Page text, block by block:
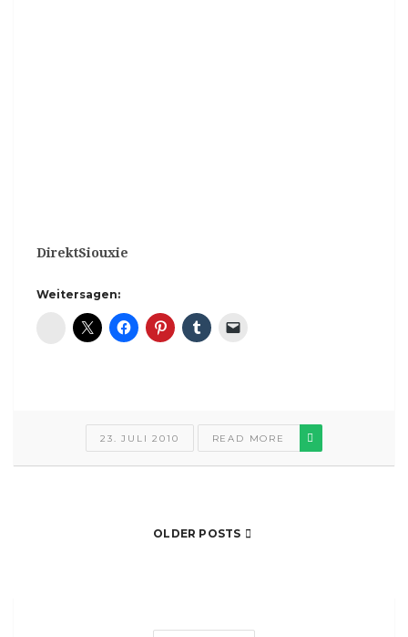
DirektSiouxie
Weitersagen:
Diaspora*
23. JULI 2010 READ MORE
OLDER POSTS